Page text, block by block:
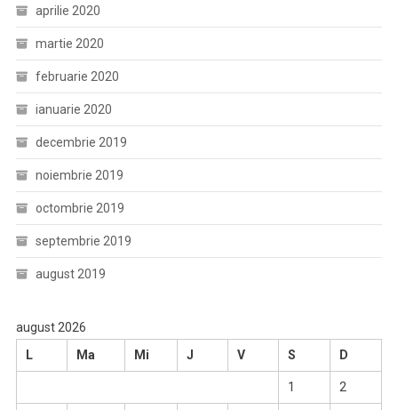
aprilie 2020
martie 2020
februarie 2020
ianuarie 2020
decembrie 2019
noiembrie 2019
octombrie 2019
septembrie 2019
august 2019
august 2026
L
Ma Mi J V S D
1 2